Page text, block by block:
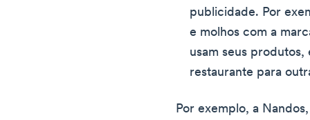
publicidade. Por
e molhos com a
usam seus
restaurante para
Por exemplo, a